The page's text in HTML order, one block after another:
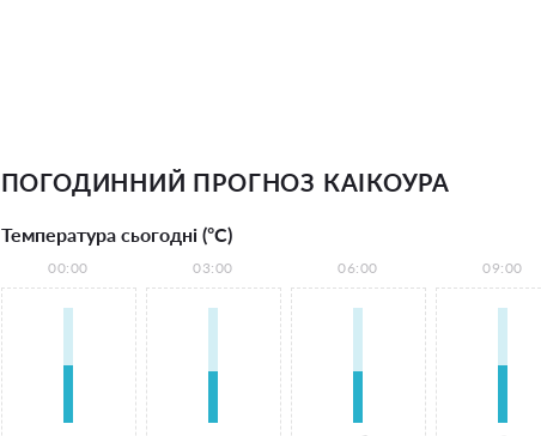
ПОГОДИННИЙ ПРОГНОЗ КАІКОУРА
Температура сьогодні (°С)
00:00 03:00 06:00 09:00